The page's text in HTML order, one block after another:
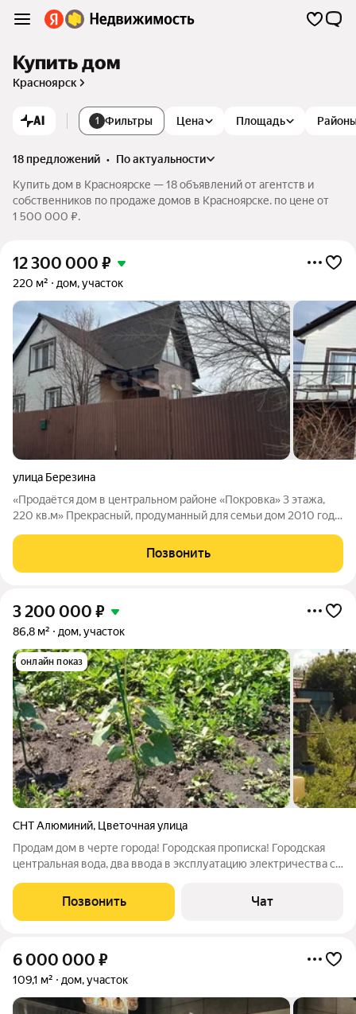
Купить дом
Красноярск
AI 1 Фильтры Цена Площадь
18 предложений •
по актуальности
Купить дом в Красноярске — 18 объявлений от агентств и
собственников по продаже домов в Красноярске. по цене от
1 500 000 ₽.
12 300 000 ₽
220 м² дом, участок
улица Березина
«Продаётся дом в центральном районе «Покровка» 3 этажа,
220 кв.м» Прекрасный, продуманный для семьи дом 2010 года
техника. Удобная планировка, комфортные зоны и развитая
инфраструктура в
Позвонить
3 200 000 ₽
86,8 м² дом, участок
онлайн показ
СНТ Алюминий, Цветочная улица
Продам дом в черте города! Городская прописка! Городская
центральная вода, два ввода в эксплуатацию электричества с
утеплен, можно использовать как стайку. Дом требует
внутренней отделки и
Позвонить Чат
6 000 000 ₽
109,1 м² дом, участок